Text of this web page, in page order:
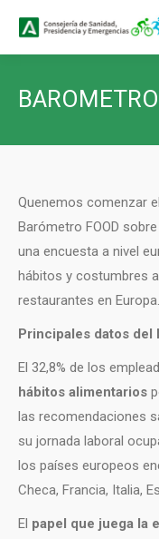
Quenemos comenzar
Barómetro FOOD
una encuesta a nivel
hábitos y costumbres
restaurantes en Europa.
Principales datos del
El 32,8% de los
hábitos alimentarios
las recomendaciones
su jornada laboral
los países europeos
Checa, Francia, Italia,
El papel que juega la